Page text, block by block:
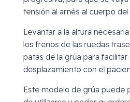
tensión al arnés al cuerpo del
Levantar a la altura
los frenos de las ruedas
patas de la grúa para facilitar
desplazamiento con el
Este modelo de grúa puede